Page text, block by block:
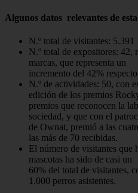
Algunos datos relevantes de esta
N.º total de visitantes: 5.391
N.º total de expositores: 42,
marcas, que representa un
incremento del 42%
N.º de actividades: 50, con
edición de los premios
premios que reconocen la
sociedad, y que con el
de Ownat, premió a las
las más de 70 recibidas.
El número de visitantes que
mascotas ha sido de casi un
60% del total de visitantes,
1.000 perros asistentes.